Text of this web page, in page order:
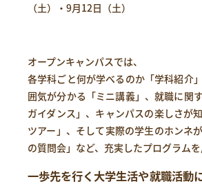
（土）・9月12日（土）
オープンキャンパスでは、
各学科ごと何が学べるのか「学科紹介
囲気が分かる「ミニ講義」、就職に関
ガイダンス」、キャンパスの楽しさが
ツアー」、そして実際の学生のホンネ
の質問会」など、充実したプログラムを
一歩先を行く大学生活や就職活動